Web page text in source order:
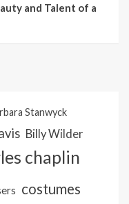
and Talent of a
Stanwyck
Billy Wilder
chaplin
costumes